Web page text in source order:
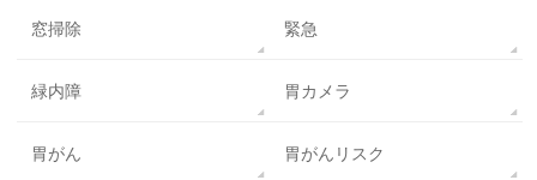
窓掃除 緊急
緑内障 胃カメラ
胃がん 胃がんリスク